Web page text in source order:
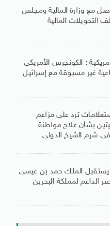
مع وزارة المالية ومجلس
التحويلات المالية
: الكونجرس الأمريكى
غير مسبوقة مع إسرائيل
ترد على مزاعم
بشأن علاج مواطنة
شرم الشيخ الدولى
يستقبل الملك حمد بن عيسى
لمملكة البحرين